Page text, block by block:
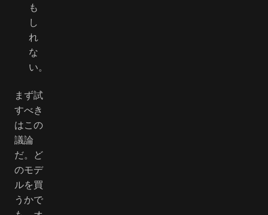
も
し
れ
な
い。
まず試
すべき
はこの
議論
だ。ど
のモデ
ルを買
うかで